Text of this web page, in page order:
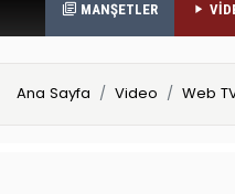
MANŞETLER
Ana Sayfa Video Web